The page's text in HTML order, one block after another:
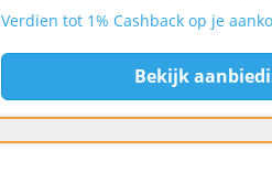
Verdien tot 1% Cashback op je
Bekijk